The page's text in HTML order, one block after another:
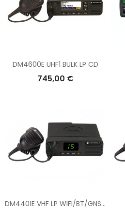
DM4600E UHF1 BULK LP CD
745,00 €
DM4401E VHF LP WIFI/BT/GNSS ND